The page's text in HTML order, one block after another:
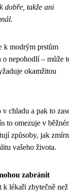
dobře, takže ani
k modrým prstům
nepohodlí – může
okamžitou
chladu a pak to
to omezuje v
způsoby, jak
vašeho života.
zabránit
lékaři zbytečně než